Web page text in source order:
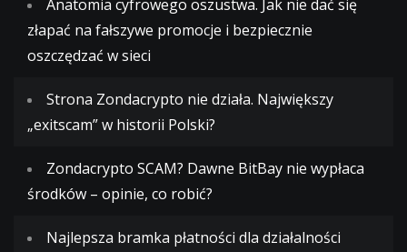
Anatomia cyfrowego oszustwa. Jak nie dać się
złapać na fałszywe promocje i bezpiecznie
oszczędzać w sieci
Strona Zondacrypto nie działa. Największy
„exitscam” w historii Polski?
Zondacrypto SCAM? Dawne BitBay nie wypłaca
środków – opinie, co robić?
Najlepsza bramka płatności dla działalności